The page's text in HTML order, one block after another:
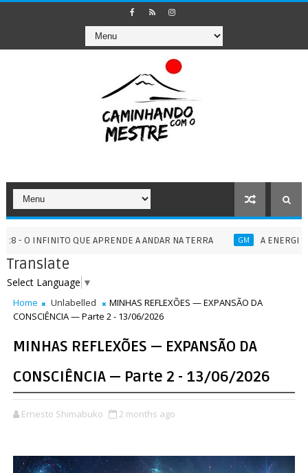
QUE APRENDE A ANDAR NA TERRA GM A ENERGIA
Translate
Select Language ▼
Home Unlabelled
MINHAS REFLEXÕES — EXPANSÃO DA
CONSCIÊNCIA — Parte 2 - 13/06/2026
MINHAS REFLEXÕES — EXPANSÃO DA
CONSCIÊNCIA — Parte 2 - 13/06/2026
Ernesto Shimabuko 2 months ago